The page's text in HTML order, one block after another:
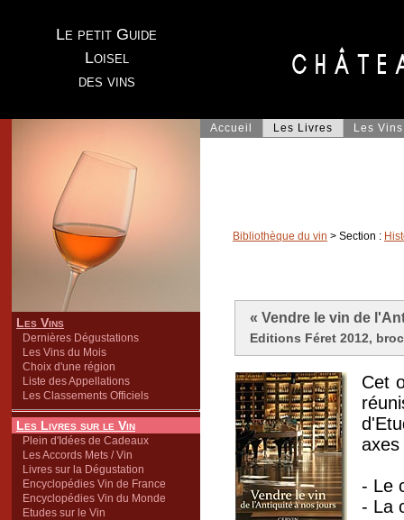
Le petit Guide
Loisel
des vins
Les Vins
Dernières Dégustations
Les Vins du Mois
Choix d'une région
Liste des Appellations
Les Classements Officiels
Les Livres sur le Vin
Plein d'Idées de Cadeaux
Les Accords Mets / Vin
Livres sur la Dégustation
Encyclopédies Vin de France
Encyclopédies Vin du Monde
Etudes sur le Vin
Accueil Les Livres Les Vins
Bibliothèque du vin > Section :
« Vendre le vin de
Editions Féret 2012,
Cet
- Le
- La